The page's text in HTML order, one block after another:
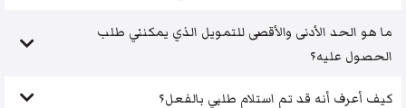
ما هو الحد الأدنى والأقصى للتمويل الذي يمكنني طلب
الحصول عليه؟
كيف أعرف أنه قد تم استلام طلبي بالفعل؟